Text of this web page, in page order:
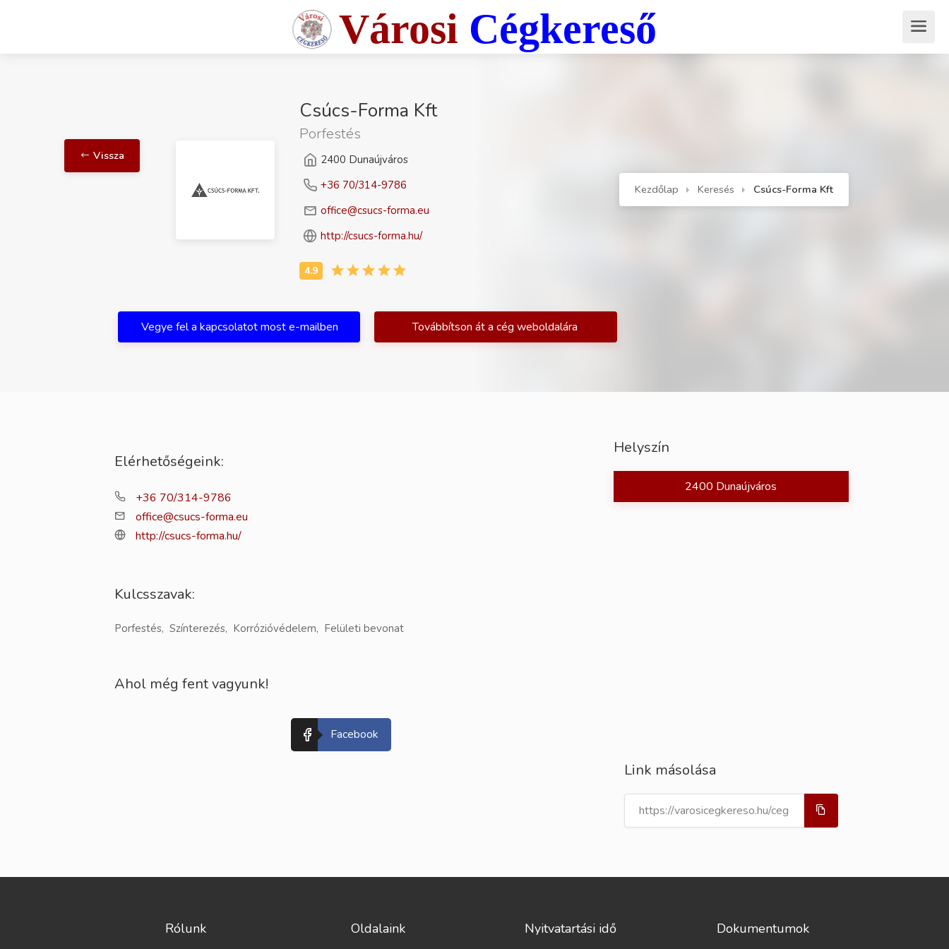
Városi Cégkereső
Vissza
Csúcs-Forma Kft
Porfestés
2400 Dunaújváros
+36 70/314-9786
office@csucs-forma.eu
http://csucs-forma.hu/
Kezdőlap Keresés Csúcs-Forma Kft
Vegye fel a kapcsolatot most e-mailben Továbbítson át a cég weboldalára
Elérhetőségeink:
+36 70/314-9786
office@csucs-forma.eu
http://csucs-forma.hu/
Kulcsszavak:
Porfestés, Színterezés, Korrózióvédelem, Felületi bevonat
Ahol még fent vagyunk!
Facebook
Helyszín
2400 Dunaújváros
Link másolása
Rólunk Oldalaink Nyitvatartási idő Dokumentumok